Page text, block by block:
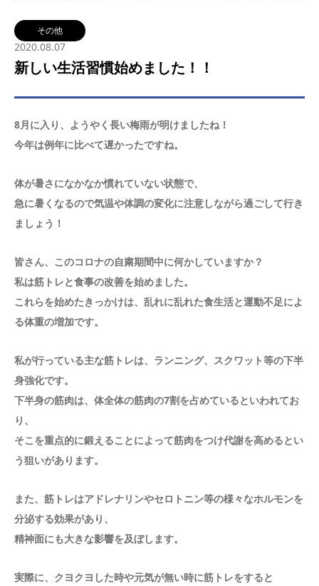
その他
2020.08.07
新しい生活習慣始めました！！
8月に入り、ようやく長い梅雨が明けましたね！
今年は例年に比べて遅かったですね。
体が暑さになかなか慣れていない状態で、
急に暑くなるので気温や体調の変化に注意しながら過ごして行き
ましょう！
皆さん、このコロナの自粛期間中に何かしていますか？
私は筋トレと食事の改善を始めました。
これらを始めたきっかけは、乱れに乱れた食生活と運動不足によ
る体重の増加です。
私が行っている主な筋トレは、ランニング、スクワット等の下半
身強化です。
下半身の筋肉は、体全体の筋肉の7割を占めているといわれてお
り、
そこを重点的に鍛えることによって筋肉をつけ代謝を高めるとい
う狙いがあります。
また、筋トレはアドレナリンやセロトニン等の様々なホルモンを
分泌する効果があり、
精神面にも大きな影響を及ぼします。
実際に、クヨクヨした時や元気が無い時に筋トレをすると